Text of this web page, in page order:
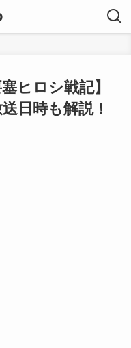
ヒロシ戦記】
日時も解説！